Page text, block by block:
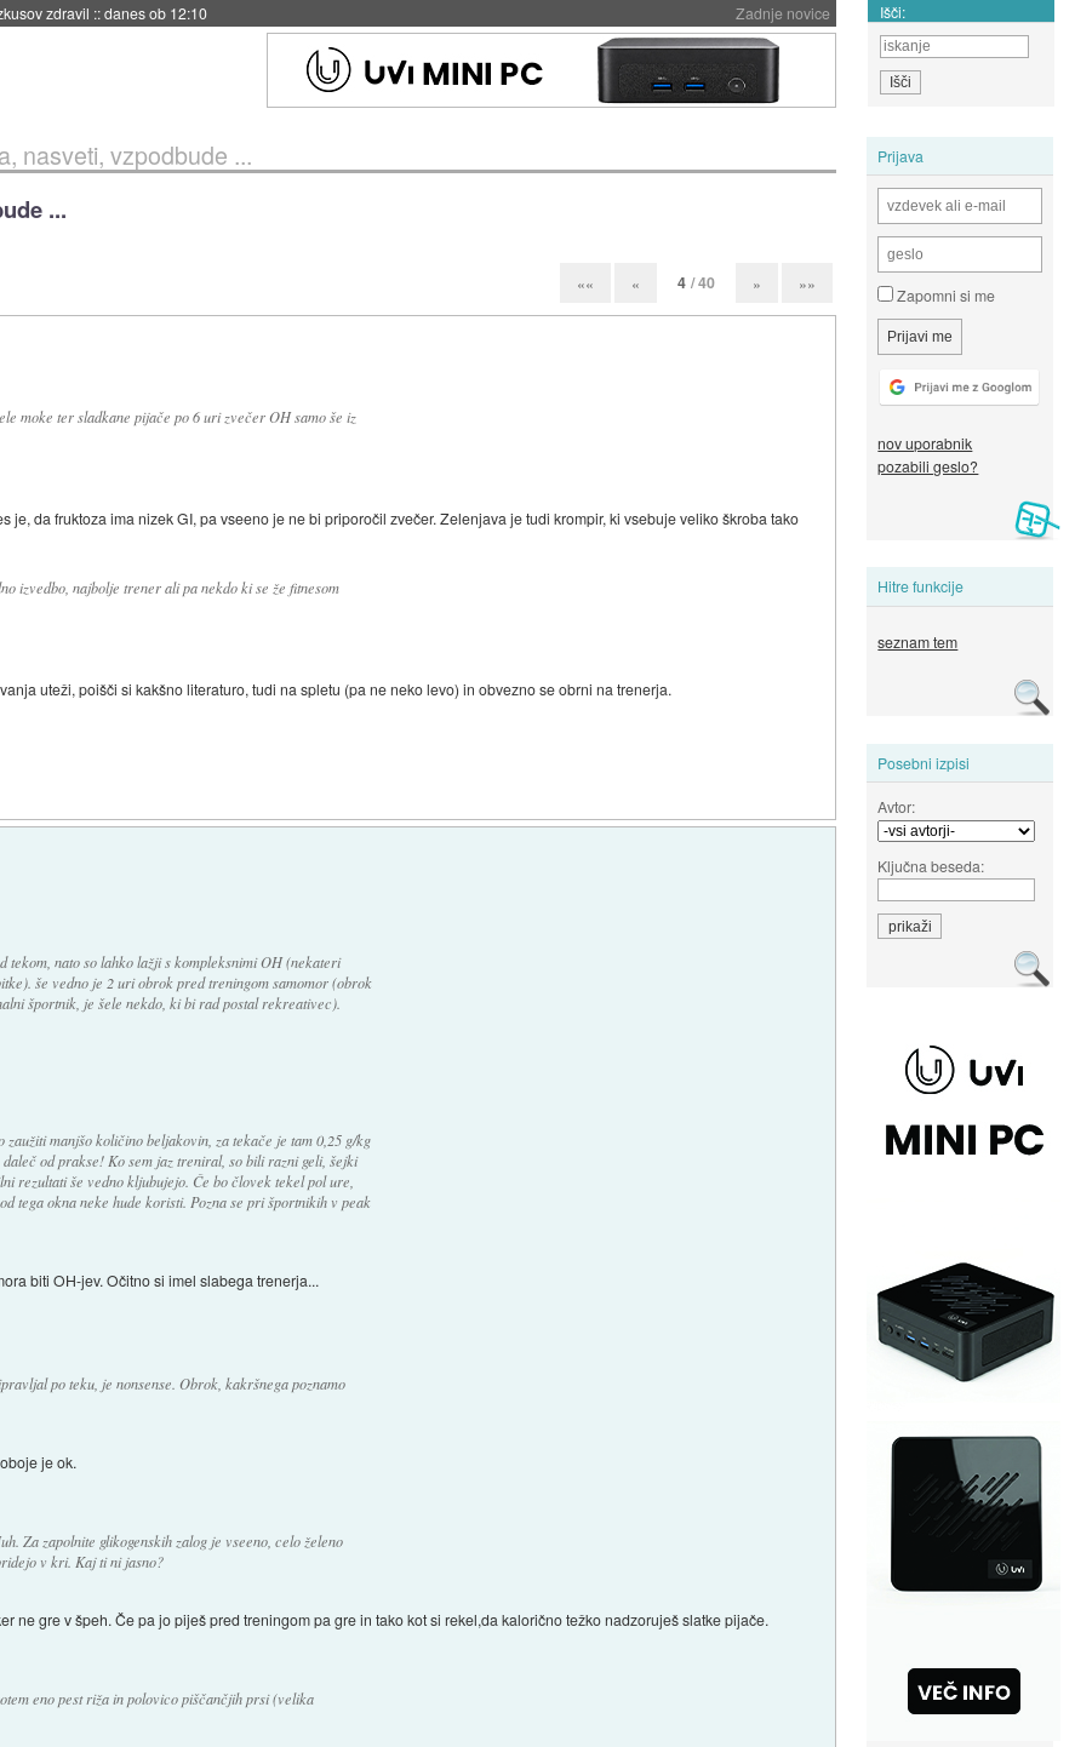
Zadnje novice
dve leti::danes ob 11:37 Išči:
Prijava
Zapomni si me
nov uporabnik
pozabili geslo?
Hitre funkcije
seznam tem
Posebni izpisi
Avtor:
Ključna beseda:
nasveti, vzpodbude ...
...
«« « 4 / 40 » »»
moke ter sladkane pijače po 6 uri zvečer OH samo še iz
je, da fruktoza ima nizek GI, pa vseeno je ne bi priporočil zvečer. Zelenjava je tudi krompir, ki vsebuje veliko škroba tako
izvedbo, najbolje trener ali pa nekdo ki se že fitnesom
uteži, poišči si kakšno literaturo, tudi na spletu (pa ne neko levo) in obvezno se obrni na trenerja.
nato so lahko lažji s kompleksnimi OH (nekateri
še vedno je 2 uri obrok pred treningom samomor (obrok
športnik, je šele nekdo, ki bi rad postal rekreativec).
manjšo količino beljakovin, za tekače je tam 0,25 g/kg
od prakse! Ko sem jaz treniral, so bili razni geli, šejki
rezultati še vedno kljubujejo. Če bo človek tekel pol ure,
tega okna neke hude koristi. Pozna se pri športnikih v peak
biti OH-jev. Očitno si imel slabega trenerja...
po teku, je nonsense. Obrok, kakršnega poznamo
je ok.
Za zapolnite glikogenskih zalog je vseeno, celo želeno
v kri. Kaj ti ni jasno?
ne gre v špeh. Če pa jo piješ pred treningom pa gre in tako kot si rekel,da kalorično težko nadzoruješ slatke pijače.
eno pest riža in polovico piščančjih prsi (velika